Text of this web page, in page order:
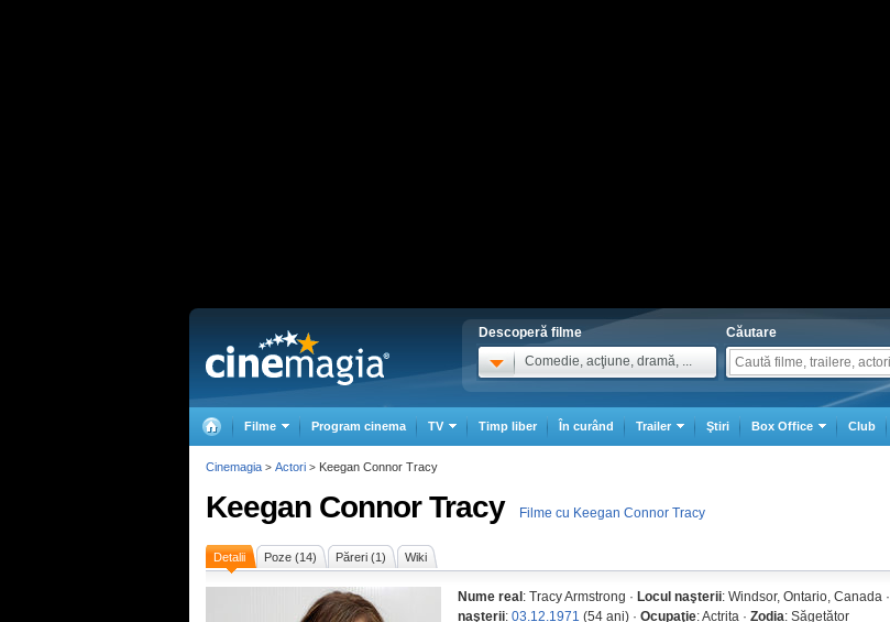
Descoperă filme
Comedie, acţiune, dramă, ...
Căutare
Filme Program cinema TV Timp liber În curând Trailer Ştiri Box Office Club
Keegan Connor Tracy Filme cu Keegan Connor Tracy
Detalii Poze (14) Păreri (1) Wiki
Nume real : Tracy Armstrong · Locul naşterii: Windsor, Ontario, Canada ·
naşterii: 03.12.1971 (54 ani) · Ocupaţie: Actrita · Zodia: Săgetător
Cinemagia > Actori > Keegan Connor Tracy